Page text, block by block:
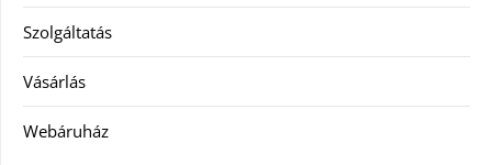
Szolgáltatás
Vásárlás
Webáruház